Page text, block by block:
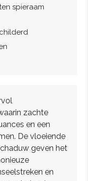
spieraam
zachte
en een
De vloeiende
geven het
en